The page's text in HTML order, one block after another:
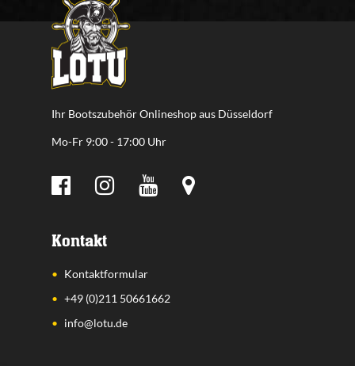
Ihr Bootszubehör Onlineshop aus Düsseldorf
Mo-Fr 9:00 - 17:00 Uhr
Kontakt
Kontaktformular
+49 (0)211 50661662
info@lotu.de